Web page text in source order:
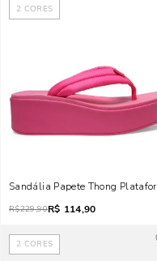
2 CORES
Sandália Papete Thong
R$229,90R$ 114,90
2 CORES